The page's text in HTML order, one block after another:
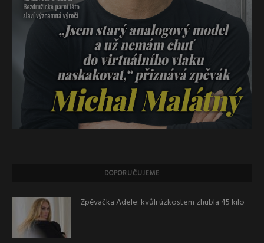
DOPORUČUJEME
Zpěvačka Adele: kvůli úzkostem zhubla 45 kilo